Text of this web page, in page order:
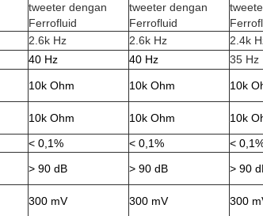
tweeter dengan
Ferrofluid
tweeter dengan
Ferrofluid
2.6k Hz 2.6k Hz
2.4k
40 Hz 40 Hz
35 Hz
10k Ohm 10k Ohm
10k
10k Ohm 10k Ohm
10k
< 0,1% < 0,1%
<
> 90 dB > 90 dB
> 90
300 mV 300 mV 300